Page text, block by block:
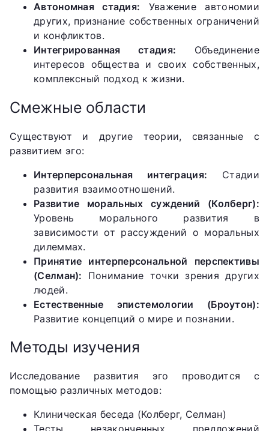
Автономная стадия: Уважение автономии
других, признание собственных ограничений
и конфликтов.
Интегрированная стадия: Объединение
интересов общества и своих собственных,
комплексный подход к жизни.
Смежные области
Существуют и другие теории, связанные с
развитием эго:
Интерперсональная интеграция: Стадии
развития взаимоотношений.
Развитие моральных суждений (Колберг):
Уровень морального развития в
зависимости от рассуждений о моральных
дилеммах.
Принятие интерперсональной перспективы
(Селман): Понимание точки зрения других
людей.
Естественные эпистемологии (Броутон):
Развитие концепций о мире и познании.
Методы изучения
Исследование развития эго проводится с
помощью различных методов:
Клиническая беседа (Колберг, Селман)